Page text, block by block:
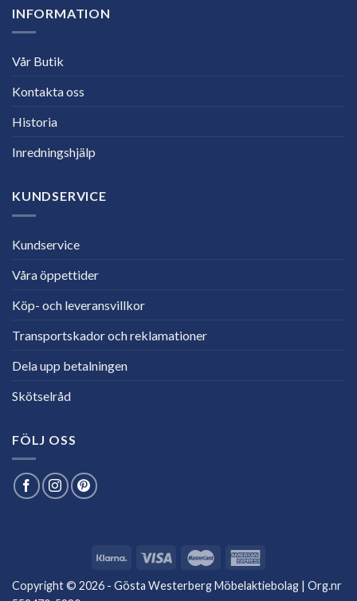
INFORMATION
Vår Butik
Kontakta oss
Historia
Inredningshjälp
KUNDSERVICE
Kundservice
Våra öppettider
Köp- och leveransvillkor
Transportskador och reklamationer
Dela upp betalningen
Skötselråd
FÖLJ OSS
Copyright © 2026 - Gösta Westerberg Möbelaktiebolag | Org.nr